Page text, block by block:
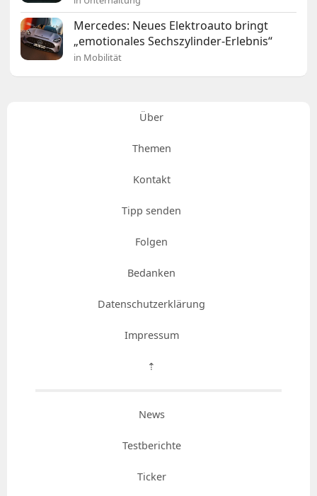
Mercedes: Neues Elektroauto bringt
„emotionales Sechszylinder-Erlebnis“
in Mobilität
Über
Themen
Kontakt
Tipp senden
Folgen
Bedanken
Datenschutzerklärung
Impressum
⇡
News
Testberichte
Ticker